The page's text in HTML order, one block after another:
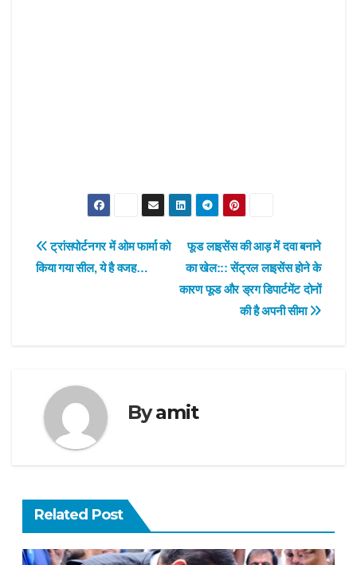
Post
navigation
फूड लाइसेंस की आड़ में दवा बनाने
का खेल::: सेंट्रल लाइसेंस होने के
कारण फूड और ड्रग डिपार्टमेंट दोनों
की है अपनी सीमा
ट्रांसपोर्टनगर में ओम फार्मा को
किया गया सील, ये है वजह…
Byamit
Related Post